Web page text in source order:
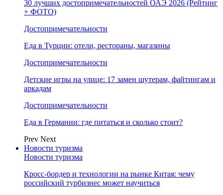
30 лучших достопримечательностей ОАЭ 2026 (Рейтинг
+ ФОТО)
Достопримечательности
Еда в Турции: отели, рестораны, магазины
Достопримечательности
Детские игры на улице: 17 замен шутерам, файтингам и
аркадам
Достопримечательности
Еда в Германии: где питаться и сколько стоит?
Prev Next
Новости туризма
Новости туризма
Кросс-бордер и технологии на рынке Китая: чему
российский турбизнес может научиться